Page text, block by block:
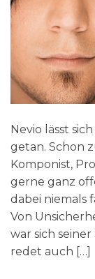
Nevio lässt
getan. Schon
Komponist,
gerne ganz
dabei niemals
Von
war sich
redet auch […]